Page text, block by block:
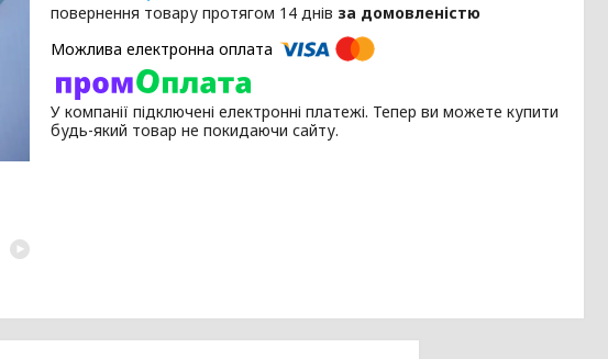
повернення товару протягом 14 днів за домовленістю
У компанії підключені електронні платежі. Тепер ви можете купити
будь-який товар не покидаючи сайту.